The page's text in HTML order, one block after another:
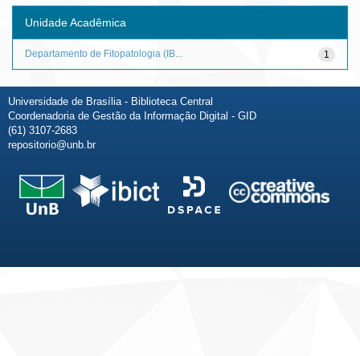
Unidade Acadêmica
1
Departamento de Fitopatologia (IB...
Universidade de Brasília - Biblioteca Central
Coordenadoria de Gestão da Informação Digital - GID
(61) 3107-2683
repositorio@unb.br